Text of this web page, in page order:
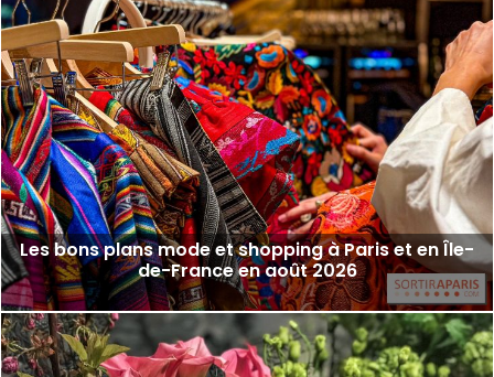
Les bons plans mode et shopping à Paris et en Île-
de-France en août 2026